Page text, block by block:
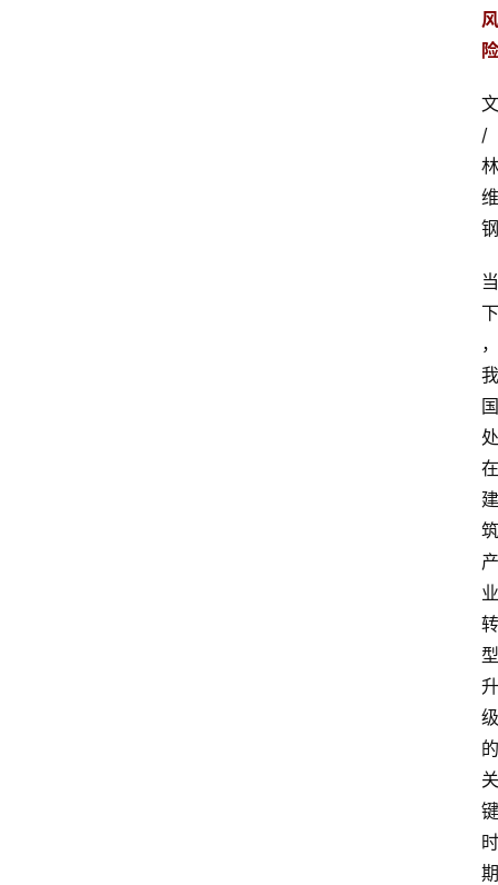
风
险
文
/
林
维
钢
当
下
，
我
国
处
在
建
筑
产
业
转
型
升
级
的
关
键
时
期